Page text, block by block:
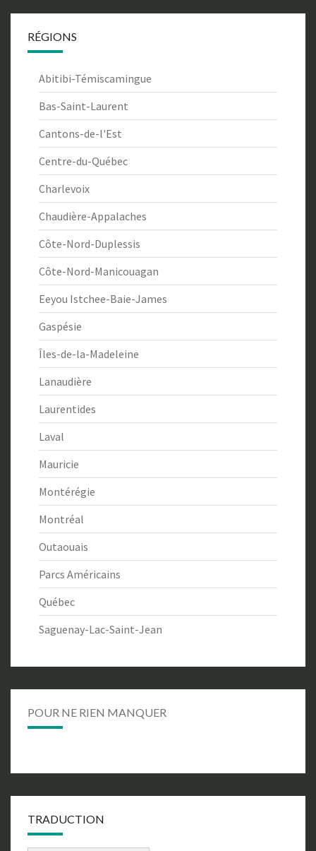
RÉGIONS
Abitibi-Témiscamingue
Bas-Saint-Laurent
Cantons-de-l'Est
Centre-du-Québec
Charlevoix
Chaudière-Appalaches
Côte-Nord-Duplessis
Côte-Nord-Manicouagan
Eeyou Istchee-Baie-James
Gaspésie
Îles-de-la-Madeleine
Lanaudière
Laurentides
Laval
Mauricie
Montérégie
Montréal
Outaouais
Parcs Américains
Québec
Saguenay-Lac-Saint-Jean
POUR NE RIEN MANQUER
TRADUCTION